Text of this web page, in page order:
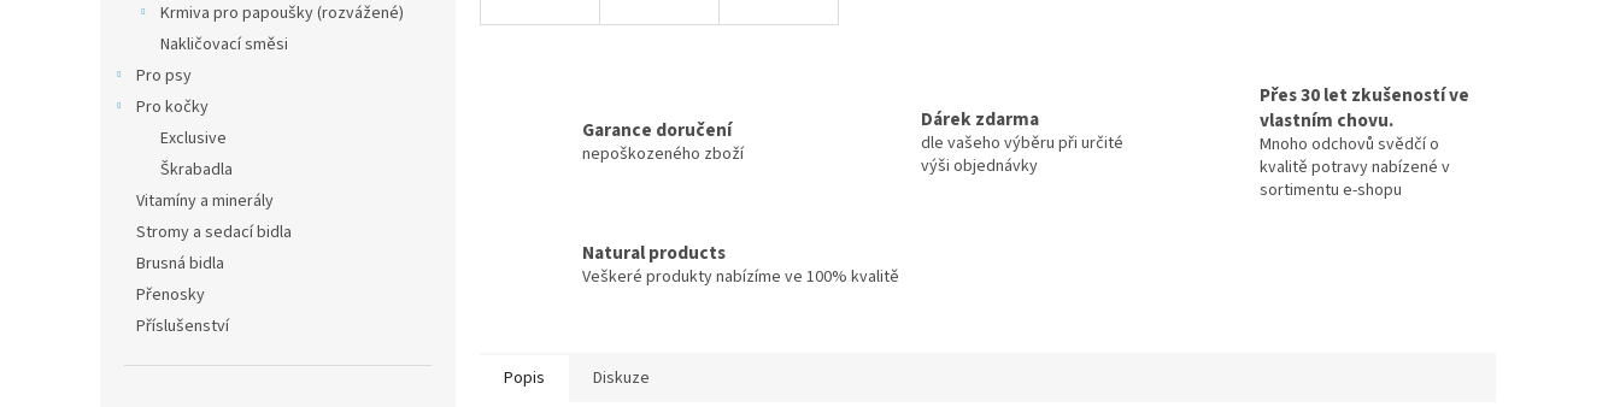
Krmiva pro papoušky (rozvážené)
Nakličovací směsi
Pro psy
Pro kočky
Exclusive
Škrabadla
Vitamíny a minerály
Stromy a sedací bidla
Brusná bidla
Přenosky
Příslušenství
Garance doručení
nepoškozeného zboží
Dárek zdarma
dle vašeho výběru při určité
výši objednávky
Přes 30 let zkušeností ve
vlastním chovu.
Mnoho odchovů svědčí o
kvalitě potravy nabízené v
sortimentu e-shopu
Natural products
Veškeré produkty nabízíme ve 100% kvalitě
Popis Diskuze